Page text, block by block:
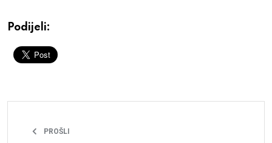
Podijeli:
PROŠLI